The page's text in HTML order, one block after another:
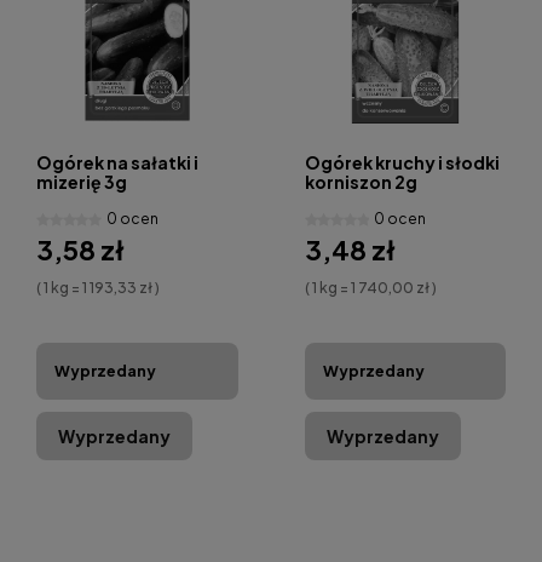
Ogórek na sałatki i
mizerię 3g
0 ocen
3,58 zł
( 1 kg = 1 193,33 zł )
Wyprzedany
Wyprzedany
Ogórek kruchy i słodki
korniszon 2g
0 ocen
3,48 zł
( 1 kg = 1 740,00 zł )
Wyprzedany
Wyprzedany